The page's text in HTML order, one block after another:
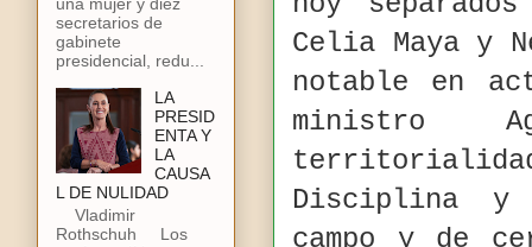
Celia Maya y
notable en
ministro
Disciplina y
campo y de
secretarios de
gabinete
presidencial, redu...
LA
PRESID
ENTA Y
LA
CAUSA
L DE NULIDAD
Vladimir
Rothschuh Los